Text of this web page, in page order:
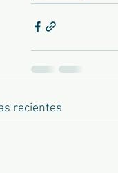
recientes